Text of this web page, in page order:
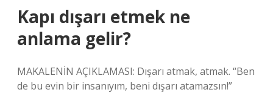
Kapı dışarı etmek ne
anlama gelir?
MAKALENİN AÇIKLAMASI: Dışarı atmak, atmak. “Ben
de bu evin bir insanıyım, beni dışarı atamazsın!”